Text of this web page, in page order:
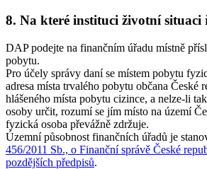
8. Na které instituci životní situaci
DAP podejte na finančním úřadu místně
pobytu.
Pro účely správy daní se místem pobytu
adresa místa trvalého pobytu občana České
hlášeného místa pobytu cizince, a nelze-li
osoby určit, rozumí se jím místo na území
fyzická osoba převážně zdržuje.
Územní působnost finančních úřadů je
456/2011 Sb., o Finanční správě České
pozdějších předpisů.